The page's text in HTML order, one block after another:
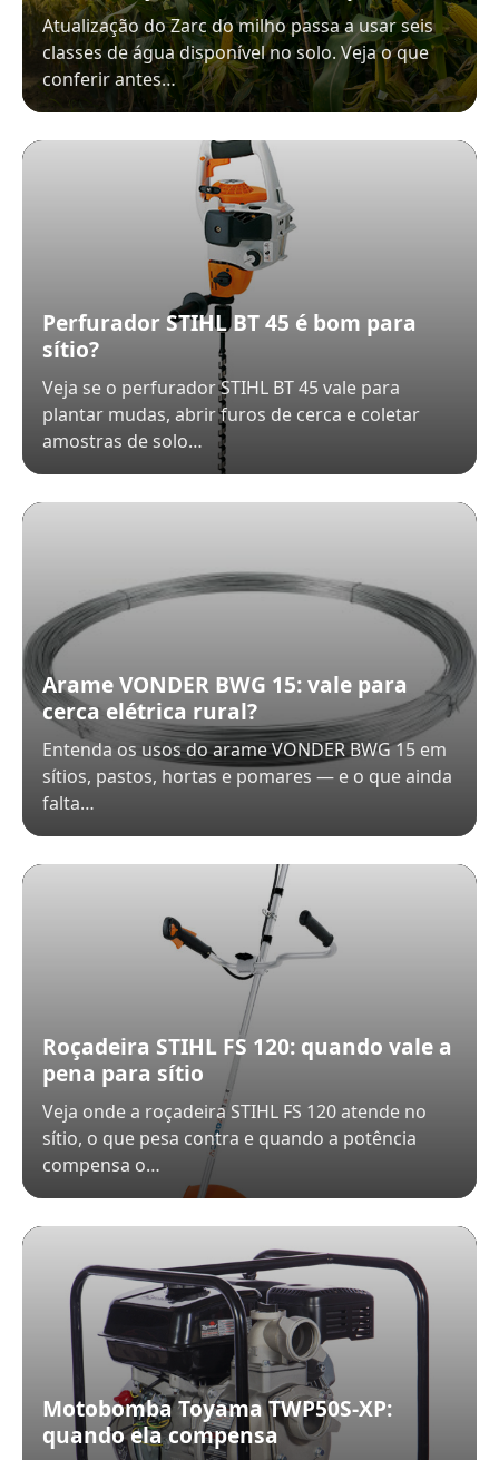
Atualização do Zarc do milho passa a usar seis
classes de água disponível no solo. Veja o que
conferir antes…
Perfurador STIHL BT 45 é bom para
sítio?
Veja se o perfurador STIHL BT 45 vale para
plantar mudas, abrir furos de cerca e coletar
amostras de solo…
Arame VONDER BWG 15: vale para
cerca elétrica rural?
Entenda os usos do arame VONDER BWG 15 em
sítios, pastos, hortas e pomares — e o que ainda
falta…
Roçadeira STIHL FS 120: quando vale a
pena para sítio
Veja onde a roçadeira STIHL FS 120 atende no
sítio, o que pesa contra e quando a potência
compensa o…
Motobomba Toyama TWP50S-XP:
quando ela compensa